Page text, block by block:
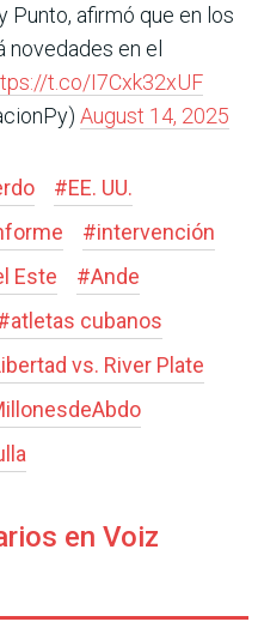
afirmó que en los
novedades en el
t.co/I7Cxk32xUF
August 14, 2025
#EE. UU.
#intervención
Este #Ande
atletas cubanos
vs. River Plate
en Voiz